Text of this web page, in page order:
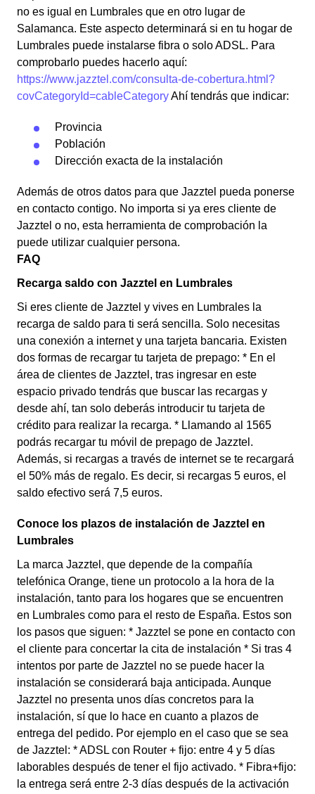
no es igual en Lumbrales que en otro lugar de
Salamanca. Este aspecto determinará si en tu hogar de
Lumbrales puede instalarse fibra o solo ADSL. Para
comprobarlo puedes hacerlo aquí:
https://www.jazztel.com/consulta-de-cobertura.html?
covCategoryId=cableCategoryAhí tendrás que indicar:
Provincia
Población
Dirección exacta de la instalación
Además de otros datos para que Jazztel pueda ponerse
en contacto contigo. No importa si ya eres cliente de
Jazztel o no, esta herramienta de comprobación la
puede utilizar cualquier persona.
FAQ
Recarga saldo con Jazztel en Lumbrales
Si eres cliente de Jazztel y vives en Lumbrales la
recarga de saldo para ti será sencilla. Solo necesitas
una conexión a internet y una tarjeta bancaria. Existen
dos formas de recargar tu tarjeta de prepago: * En el
área de clientes de Jazztel, tras ingresar en este
espacio privado tendrás que buscar las recargas y
desde ahí, tan solo deberás introducir tu tarjeta de
crédito para realizar la recarga. * Llamando al 1565
podrás recargar tu móvil de prepago de Jazztel.
Además, si recargas a través de internet se te recargará
el 50% más de regalo. Es decir, si recargas 5 euros, el
saldo efectivo será 7,5 euros.
Conoce los plazos de instalación de Jazztel en
Lumbrales
La marca Jazztel, que depende de la compañía
telefónica Orange, tiene un protocolo a la hora de la
instalación, tanto para los hogares que se encuentren
en Lumbrales como para el resto de España. Estos son
los pasos que siguen: * Jazztel se pone en contacto con
el cliente para concertar la cita de instalación * Si tras 4
intentos por parte de Jazztel no se puede hacer la
instalación se considerará baja anticipada. Aunque
Jazztel no presenta unos días concretos para la
instalación, sí que lo hace en cuanto a plazos de
entrega del pedido. Por ejemplo en el caso que se sea
de Jazztel: * ADSL con Router + fijo: entre 4 y 5 días
laborables después de tener el fijo activado. * Fibra+fijo:
la entrega será entre 2-3 días después de la activación